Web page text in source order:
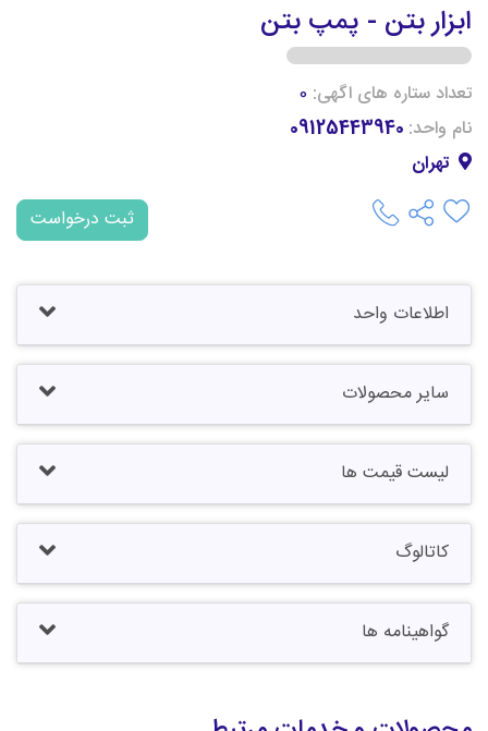
ابزار بتن - پمپ بتن
تعداد ستاره های اگهی: 0
نام واحد: 09125443940
تهران
ثبت درخواست
اطلاعات واحد
سایر محصولات
لیست قیمت ها
کاتالوگ
گواهینامه ها